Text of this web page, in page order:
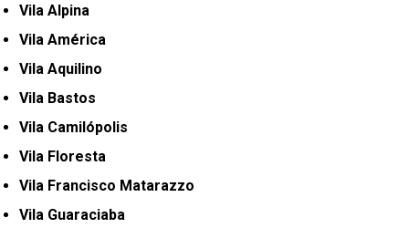
Vila Alpina
Vila América
Vila Aquilino
Vila Bastos
Vila Camilópolis
Vila Floresta
Vila Francisco Matarazzo
Vila Guaraciaba